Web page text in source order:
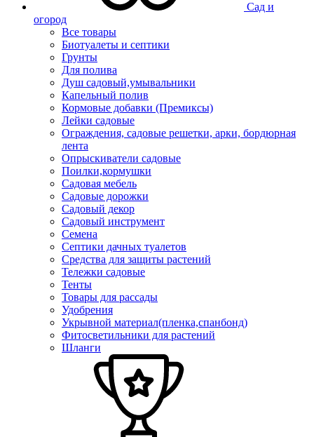
Сад и
огород
Все товары
Биотуалеты и септики
Грунты
Для полива
Душ садовый,умывальники
Капельный полив
Кормовые добавки (Премиксы)
Лейки садовые
Ограждения, садовые решетки, арки, бордюрная
лента
Опрыскиватели садовые
Поилки,кормушки
Садовая мебель
Садовые дорожки
Садовый декор
Садовый инструмент
Семена
Септики дачных туалетов
Средства для защиты растений
Тележки садовые
Тенты
Товары для рассады
Удобрения
Укрывной материал(пленка,спанбонд)
Фитосветильники для растений
Шланги